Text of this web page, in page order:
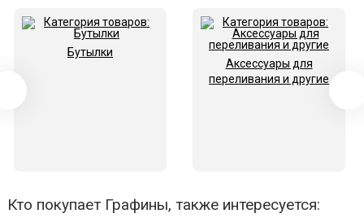
Бутылки
Аксессуары для
переливания и другие
Кто покупает Графины, также интересуется: